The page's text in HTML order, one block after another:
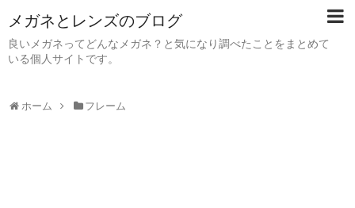
メガネとレンズのブログ
良いメガネってどんなメガネ？と気になり調べたことをまとめて
いる個人サイトです。
ホーム フレーム